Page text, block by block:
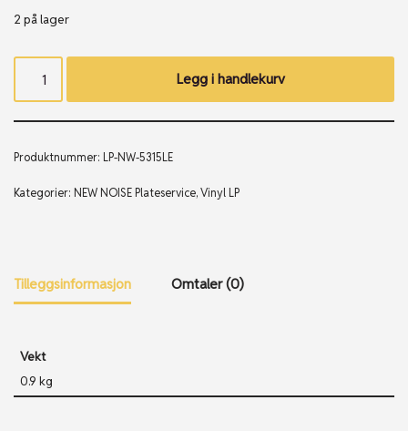
2 på lager
Legg i handlekurv
Produktnummer: LP-NW-5315LE
Kategorier: NEW NOISE Plateservice,Vinyl LP
Tilleggsinformasjon Omtaler (0)
Vekt
0.9 kg